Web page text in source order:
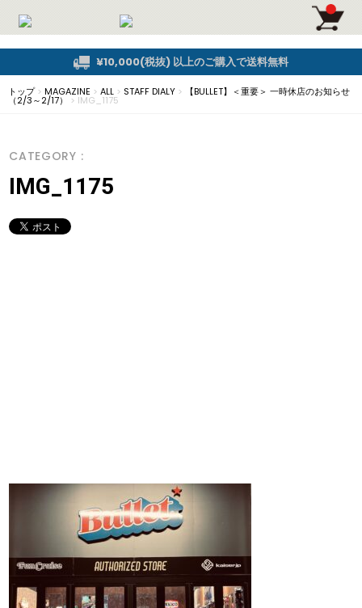
¥10,000(税抜) 以上のご購入で送料無料
トップ> MAGAZINE > ALL > STAFF DIALY > 【BULLET】＜重要＞ 一時休店のお知らせ
（2/3～2/17） > IMG_1175
CATEGORY :
IMG_1175